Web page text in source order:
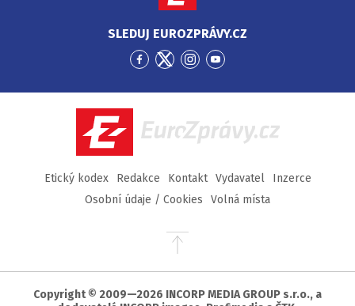
SLEDUJ EUROZPRÁVY.CZ
Přejít
Facebook
Přejít
Twitter
Přejít
Instagram
Přejít
YouTube
EuroZprávy.cz
Etický kodex Redakce Kontakt Vydavatel
Inzerce
Osobní údaje / Cookies
Volná místa
Přejít
stránky
Copyright © 2009—2026 INCORP MEDIA GROUP s.r.o., a